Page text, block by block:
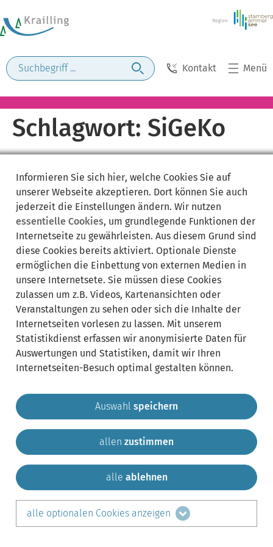
Kontakt Menü
Schlagwort: SiGeKo
Gemeinde Krailling Impressum
Sitemap
Kontakt
teilen auf:
LinkedIn
Informieren Sie sich hier, welche Cookies Sie auf
unserer Webseite akzeptieren. Dort können Sie auch
jederzeit die Einstellungen ändern. Wir nutzen
essentielle Cookies, um grundlegende Funktionen der
Internetseite zu gewährleisten. Aus diesem Grund sind
diese Cookies bereits aktiviert. Optionale Dienste
ermöglichen die Einbettung von externen Medien in
unsere Internetsete. Sie müssen diese Cookies
zulassen um z.B. Videos, Kartenansichten oder
Veranstaltungen zu sehen oder sich die Inhalte der
Internetseiten vorlesen zu lassen. Mit unserem
Statistikdienst erfassen wir anonymisierte Daten für
Auswertungen und Statistiken, damit wir Ihren
Internetseiten-Besuch optimal gestalten können.
Auswahl speichern
allen zustimmen
alle ablehnen
alle optionalen Cookies anzeigen